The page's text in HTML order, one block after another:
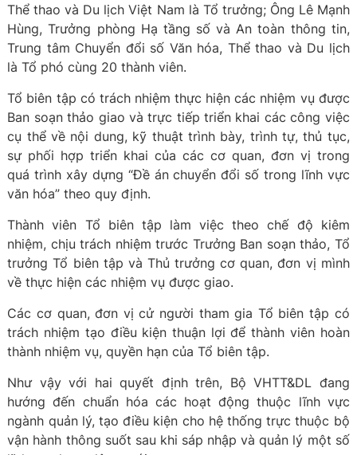
Thể thao và Du lịch Việt Nam là Tổ trưởng; Ông Lê Mạnh
Hùng, Trưởng phòng Hạ tầng số và An toàn thông tin,
Trung tâm Chuyển đổi số Văn hóa, Thể thao và Du lịch
là Tổ phó cùng 20 thành viên.
Tổ biên tập có trách nhiệm thực hiện các nhiệm vụ được
Ban soạn thảo giao và trực tiếp triển khai các công việc
cụ thể về nội dung, kỹ thuật trình bày, trình tự, thủ tục,
sự phối hợp triển khai của các cơ quan, đơn vị trong
quá trình xây dựng “Đề án chuyển đổi số trong lĩnh vực
văn hóa” theo quy định.
Thành viên Tổ biên tập làm việc theo chế độ kiêm
nhiệm, chịu trách nhiệm trước Trưởng Ban soạn thảo, Tổ
trưởng Tổ biên tập và Thủ trưởng cơ quan, đơn vị mình
về thực hiện các nhiệm vụ được giao.
Các cơ quan, đơn vị cử người tham gia Tổ biên tập có
trách nhiệm tạo điều kiện thuận lợi để thành viên hoàn
thành nhiệm vụ, quyền hạn của Tổ biên tập.
Như vậy với hai quyết định trên, Bộ VHTT&DL đang
hướng đến chuẩn hóa các hoạt động thuộc lĩnh vực
ngành quản lý, tạo điều kiện cho hệ thống trực thuộc bộ
vận hành thông suốt sau khi sáp nhập và quản lý một số